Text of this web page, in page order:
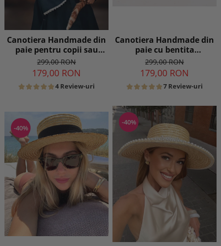
Canotiera Handmade din
paie pentru copii sau
adulti cu Borul cel mai
mic
299,00 RON
179,00 RON
4 Review-uri
Canotiera Handmade din
paie cu bentita
detasabila la alegere
299,00 RON
179,00 RON
7 Review-uri
-40%
-40%